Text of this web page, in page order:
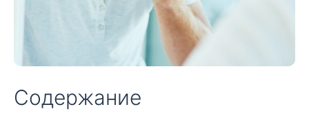
Содержание